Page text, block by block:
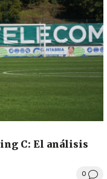
C: El análisis
0